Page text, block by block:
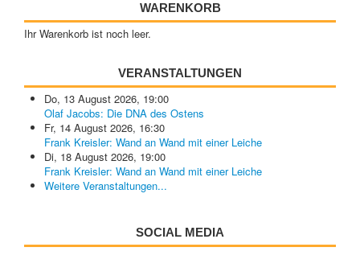
WARENKORB
Ihr Warenkorb ist noch leer.
VERANSTALTUNGEN
Do, 13 August 2026, 19:00
Olaf Jacobs: Die DNA des Ostens
Fr, 14 August 2026, 16:30
Frank Kreisler: Wand an Wand mit einer Leiche
Di, 18 August 2026, 19:00
Frank Kreisler: Wand an Wand mit einer Leiche
Weitere Veranstaltungen...
SOCIAL MEDIA